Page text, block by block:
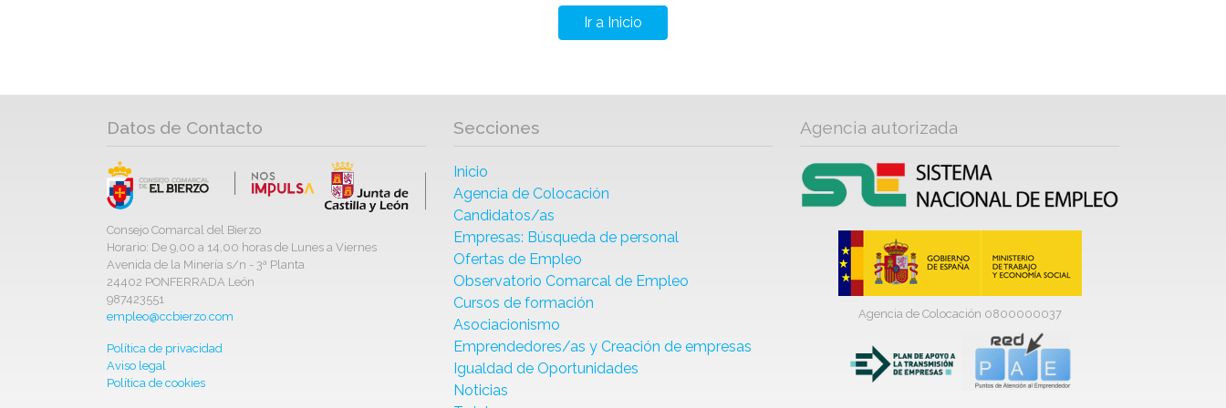
Ir a Inicio
Datos de Contacto
Consejo Comarcal del Bierzo
Horario: De 9,00 a 14,00 horas de Lunes a Viernes
Avenida de la Minería s/n - 3ª Planta
24402 PONFERRADA León
987423551
empleo@ccbierzo.com
Política de privacidad
Aviso legal
Política de cookies
Secciones
Inicio
Agencia de Colocación
Candidatos/as
Empresas: Búsqueda de personal
Ofertas de Empleo
Observatorio Comarcal de Empleo
Cursos de formación
Asociacionismo
Emprendedores/as y Creación de empresas
Igualdad de Oportunidades
Noticias
Agencia autorizada
Agencia de Colocación 0800000037